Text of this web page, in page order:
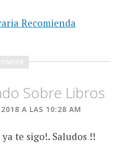
Recomienda
Sobre Libros
A LAS 10:28 AM
ya te sigo!. Saludos !!